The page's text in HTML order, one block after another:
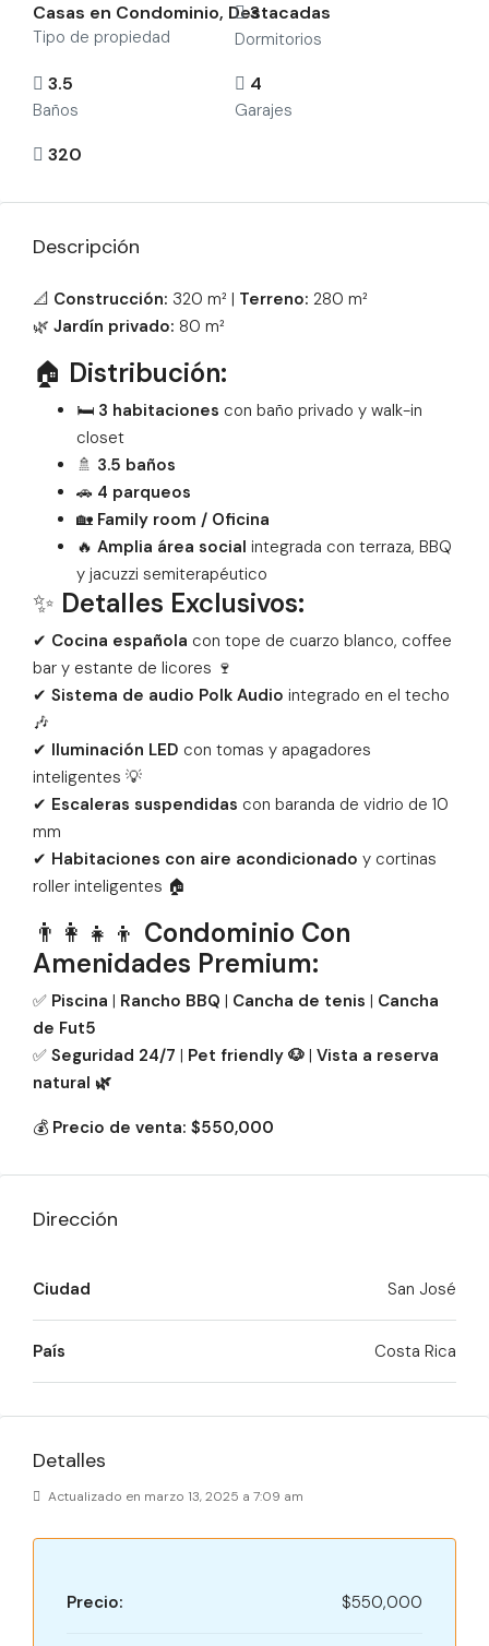
Casas en Condominio, Destacadas
Tipo de propiedad
3
Dormitorios
3.5
Baños
4
Garajes
320
Descripción
📐 Construcción: 320 m² | Terreno: 280 m²
🌿 Jardín privado: 80 m²
🏠 Distribución:
🛏 3 habitaciones con baño privado y walk-in
closet
🚿 3.5 baños
🚗 4 parqueos
🏡 Family room / Oficina
🔥 Amplia área social integrada con terraza, BBQ
y jacuzzi semiterapéutico
✨ Detalles Exclusivos:
✔ Cocina española con tope de cuarzo blanco, coffee
bar y estante de licores 🍷
✔ Sistema de audio Polk Audio integrado en el techo
🎶
✔ Iluminación LED con tomas y apagadores
inteligentes 💡
✔ Escaleras suspendidas con baranda de vidrio de 10
mm
✔ Habitaciones con aire acondicionado y cortinas
roller inteligentes 🏠
👨‍👩‍👧‍👦 Condominio Con
Amenidades Premium:
✅ Piscina | Rancho BBQ | Cancha de tenis | Cancha
de Fut5
✅ Seguridad 24/7 | Pet friendly 🐶 | Vista a reserva
natural 🌿
💰 Precio de venta: $550,000
Dirección
Ciudad San José
País Costa Rica
Detalles
Actualizado en marzo 13, 2025 a 7:09 am
Precio: $550,000